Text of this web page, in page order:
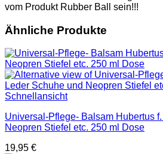
vom Produkt Rubber Ball sein!!!
Ähnliche Produkte
Schnellansicht
Universal-Pflege- Balsam Hubertus
Neopren Stiefel etc. 250 ml Dose
19,95 €